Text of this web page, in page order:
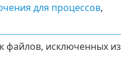
для процессов,
файлов, исключенных из